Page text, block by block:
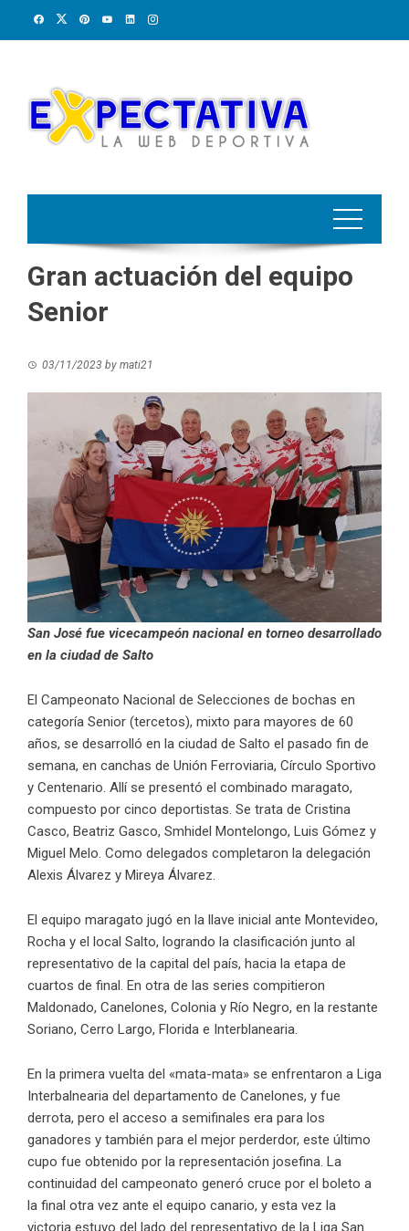
Gran actuación del equipo
Senior
03/11/2023 by mati21
San José fue vicecampeón nacional en torneo desarrollado
en la ciudad de Salto
El Campeonato Nacional de Selecciones de bochas en
categoría Senior (tercetos), mixto para mayores de 60
años, se desarrolló en la ciudad de Salto el pasado fin de
semana, en canchas de Unión Ferroviaria, Círculo Sportivo
y Centenario. Allí se presentó el combinado maragato,
compuesto por cinco deportistas. Se trata de Cristina
Casco, Beatriz Gasco, Smhidel Montelongo, Luis Gómez y
Miguel Melo. Como delegados completaron la delegación
Alexis Álvarez y Mireya Álvarez.
El equipo maragato jugó en la llave inicial ante Montevideo,
Rocha y el local Salto, logrando la clasificación junto al
representativo de la capital del país, hacia la etapa de
cuartos de final. En otra de las series compitieron
Maldonado, Canelones, Colonia y Río Negro, en la restante
Soriano, Cerro Largo, Florida e Interblanearia.
En la primera vuelta del «mata-mata» se enfrentaron a Liga
Interbalnearia del departamento de Canelones, y fue
derrota, pero el acceso a semifinales era para los
ganadores y también para el mejor perderdor, este último
cupo fue obtenido por la representación josefina. La
continuidad del campeonato generó cruce por el boleto a
la final otra vez ante el equipo canario, y esta vez la
victoria estuvo del lado del representativo de la Liga San